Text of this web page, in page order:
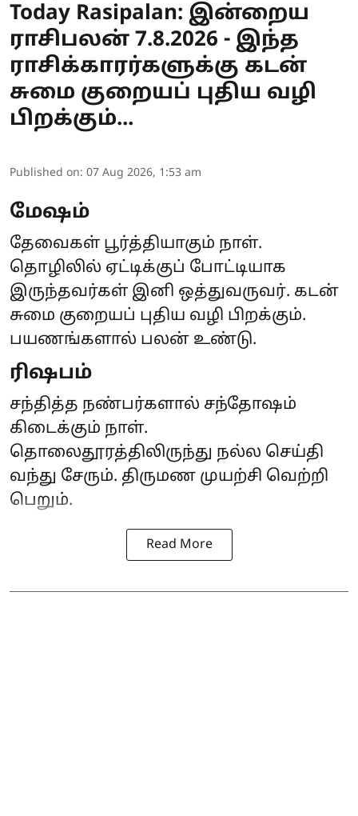
Today Rasipalan: இன்றைய
ராசிபலன் 7.8.2026 - இந்த
ராசிக்காரர்களுக்கு கடன்
சுமை குறையப் புதிய வழி
பிறக்கும்...
Published on: 07 Aug 2026, 1:53 am
மேஷம்
தேவைகள் பூர்த்தியாகும் நாள்.
தொழிலில் ஏட்டிக்குப் போட்டியாக
இருந்தவர்கள் இனி ஒத்துவருவர். கடன்
சுமை குறையப் புதிய வழி பிறக்கும்.
பயணங்களால் பலன் உண்டு.
ரிஷபம்
சந்தித்த நண்பர்களால் சந்தோஷம்
கிடைக்கும் நாள்.
தொலைதூரத்திலிருந்து நல்ல செய்தி
வந்து சேரும். திருமண முயற்சி வெற்றி
பெறும்.
Read More